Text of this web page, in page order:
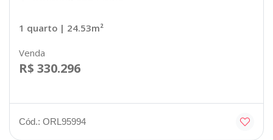
1 quarto | 24.53m²
Venda
R$ 330.296
Cód.: ORL95994